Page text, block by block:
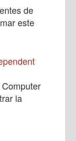
de
este
la